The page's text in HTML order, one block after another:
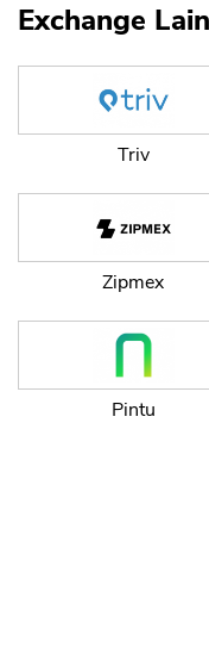
Exchange
Triv
Zipmex
Pintu